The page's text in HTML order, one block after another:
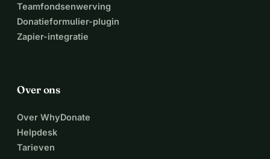
Teamfondsenwerving
Donatieformulier-plugin
Zapier-integratie
Over ons
Over WhyDonate
Helpdesk
Tarieven